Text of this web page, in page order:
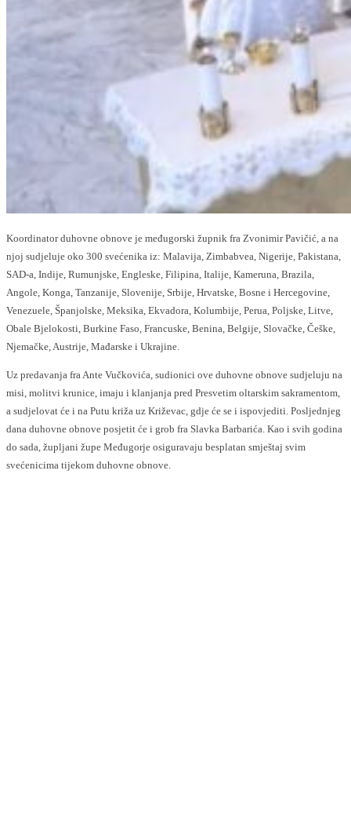
Koordinator duhovne obnove je međugorski župnik fra Zvonimir Pavičić, a na
njoj sudjeluje oko 300 svećenika iz: Malavija, Zimbabvea, Nigerije, Pakistana,
SAD-a, Indije, Rumunjske, Engleske, Filipina, Italije, Kameruna, Brazila,
Angole, Konga, Tanzanije, Slovenije, Srbije, Hrvatske, Bosne i Hercegovine,
Venezuele, Španjolske, Meksika, Ekvadora, Kolumbije, Perua, Poljske, Litve,
Obale Bjelokosti, Burkine Faso, Francuske, Benina, Belgije, Slovačke, Češke,
Njemačke, Austrije, Mađarske i Ukrajine.
Uz predavanja fra Ante Vučkovića, sudionici ove duhovne obnove sudjeluju na
misi, molitvi krunice, imaju i klanjanja pred Presvetim oltarskim sakramentom,
a sudjelovat će i na Putu križa uz Križevac, gdje će se i ispovjediti. Posljednjeg
dana duhovne obnove posjetit će i grob fra Slavka Barbarića. Kao i svih godina
do sada, župljani župe Međugorje osiguravaju besplatan smještaj svim
svećenicima tijekom duhovne obnove.